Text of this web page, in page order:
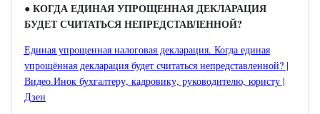
●КОГДА ЕДИНАЯ УПРОЩЕННАЯ ДЕКЛАРАЦИЯ
БУДЕТ СЧИТАТЬСЯ НЕПРЕДСТАВЛЕННОЙ?
Единая упрощенная налоговая декларация. Когда единая
упрощённая декларация будет считаться непредставленной? |
Видео.Инок бухгалтеру, кадровику, руководителю, юристу |
Дзен